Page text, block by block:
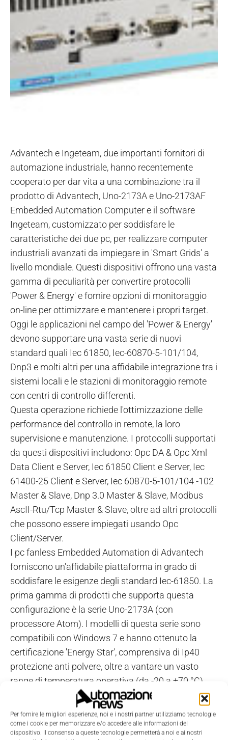
Per fornire le migliori esperienze, noi e i nostri partner utilizziamo tecnologie
come i cookie per memorizzare e/o accedere alle informazioni del
dispositivo. Il consenso a queste tecnologie permetterà a noi e ai nostri
Advantech e Ingeteam, due importanti fornitori di
automazione industriale, hanno recentemente
cooperato per dar vita a una combinazione tra il
prodotto di Advantech, Uno-2173A e Uno-2173AF
Embedded Automation Computer e il software
Ingeteam, customizzato per soddisfare le
caratteristiche dei due pc, per realizzare computer
industriali avanzati da impiegare in 'Smart Grids' a
livello mondiale. Questi dispositivi offrono una vasta
gamma di peculiarità per convertire protocolli
'Power & Energy' e fornire opzioni di monitoraggio
on-line per ottimizzare e mantenere i propri target.
Oggi le applicazioni nel campo del 'Power & Energy'
devono supportare una vasta serie di nuovi
standard quali Iec 61850, Iec-60870-5-101/104,
Dnp3 e molti altri per una affidabile integrazione tra i
sistemi locali e le stazioni di monitoraggio remote
con centri di controllo differenti.
Questa operazione richiede l'ottimizzazione delle
performance del controllo in remote, la loro
supervisione e manutenzione. I protocolli supportati
da questi dispositivi includono: Opc DA & Opc Xml
Data Client e Server, Iec 61850 Client e Server, Iec
61400-25 Client e Server, Iec 60870-5-101/104 -102
Master & Slave, Dnp 3.0 Master & Slave, Modbus
AscII-Rtu/Tcp Master & Slave, oltre ad altri protocolli
che possono essere impiegati usando Opc
Client/Server.
I pc fanless Embedded Automation di Advantech
forniscono un'affidabile piattaforma in grado di
soddisfare le esigenze degli standard Iec-61850. La
prima gamma di prodotti che supporta questa
configurazione è la serie Uno-2173A (con
processore Atom). I modelli di questa serie sono
compatibili con Windows 7 e hanno ottenuto la
certificazione 'Energy Star', comprensiva di Ip40
protezione anti polvere, oltre a vantare un vasto
range di temperatura operativa (da -20 a +70 °C),
fornendo quindi grandi performance a bassi
consumi. Il modello Uno-2173A possiede interfaccia
I/O compatta e 'single-side', ideale per applicazioni in
spazi limitati, mentre Uno-2173AF ospita funzioni